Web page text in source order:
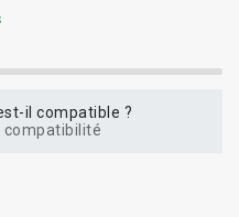
il compatible ?
compatibilité